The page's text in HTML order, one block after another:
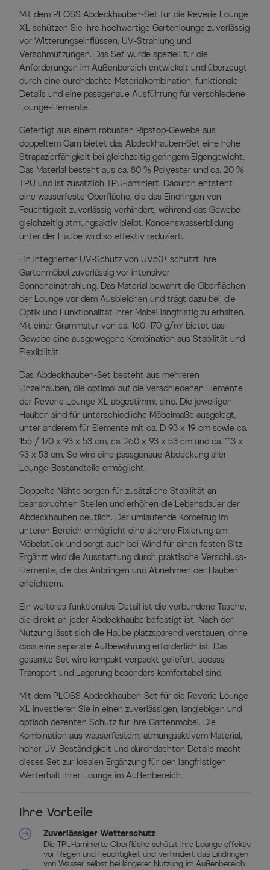
Mit dem PLOSS Abdeckhauben-Set für die Reverie Lounge
XL schützen Sie Ihre hochwertige Gartenlounge zuverlässig
vor Witterungseinflüssen, UV-Strahlung und
Verschmutzungen. Das Set wurde speziell für die
Anforderungen im Außenbereich entwickelt und überzeugt
durch eine durchdachte Materialkombination, funktionale
Details und eine passgenaue Ausführung für verschiedene
Lounge-Elemente.
Gefertigt aus einem robusten Ripstop-Gewebe aus
doppeltem Garn bietet das Abdeckhauben-Set eine hohe
Strapazierfähigkeit bei gleichzeitig geringem Eigengewicht.
Das Material besteht aus ca. 80 % Polyester und ca. 20 %
TPU und ist zusätzlich TPU-laminiert. Dadurch entsteht
eine wasserfeste Oberfläche, die das Eindringen von
Feuchtigkeit zuverlässig verhindert, während das Gewebe
gleichzeitig atmungsaktiv bleibt. Kondenswasserbildung
unter der Haube wird so effektiv reduziert.
Ein integrierter UV-Schutz von UV50+ schützt Ihre
Gartenmöbel zuverlässig vor intensiver
Sonneneinstrahlung. Das Material bewahrt die Oberflächen
der Lounge vor dem Ausbleichen und trägt dazu bei, die
Optik und Funktionalität Ihrer Möbel langfristig zu erhalten.
Mit einer Grammatur von ca. 160–170 g/m² bietet das
Gewebe eine ausgewogene Kombination aus Stabilität und
Flexibilität.
Das Abdeckhauben-Set besteht aus mehreren
Einzelhauben, die optimal auf die verschiedenen Elemente
der Reverie Lounge XL abgestimmt sind. Die jeweiligen
Hauben sind für unterschiedliche Möbelmaße ausgelegt,
unter anderem für Elemente mit ca. D 93 x 19 cm sowie ca.
155 / 170 x 93 x 53 cm, ca. 260 x 93 x 53 cm und ca. 113 x
93 x 53 cm. So wird eine passgenaue Abdeckung aller
Lounge-Bestandteile ermöglicht.
Doppelte Nähte sorgen für zusätzliche Stabilität an
beanspruchten Stellen und erhöhen die Lebensdauer der
Abdeckhauben deutlich. Der umlaufende Kordelzug im
unteren Bereich ermöglicht eine sichere Fixierung am
Möbelstück und sorgt auch bei Wind für einen festen Sitz.
Ergänzt wird die Ausstattung durch praktische Verschluss-
Elemente, die das Anbringen und Abnehmen der Hauben
erleichtern.
Ein weiteres funktionales Detail ist die verbundene Tasche,
die direkt an jeder Abdeckhaube befestigt ist. Nach der
Nutzung lässt sich die Haube platzsparend verstauen, ohne
dass eine separate Aufbewahrung erforderlich ist. Das
gesamte Set wird kompakt verpackt geliefert, sodass
Transport und Lagerung besonders komfortabel sind.
Mit dem PLOSS Abdeckhauben-Set für die Reverie Lounge
XL investieren Sie in einen zuverlässigen, langlebigen und
optisch dezenten Schutz für Ihre Gartenmöbel. Die
Kombination aus wasserfestem, atmungsaktivem Material,
hoher UV-Beständigkeit und durchdachten Details macht
dieses Set zur idealen Ergänzung für den langfristigen
Werterhalt Ihrer Lounge im Außenbereich.
Ihre Vorteile
Zuverlässiger Wetterschutz
Die TPU-laminierte Oberfläche schützt Ihre Lounge effektiv
vor Regen und Feuchtigkeit und verhindert das Eindringen
von Wasser selbst bei längerer Nutzung im Außenbereich.